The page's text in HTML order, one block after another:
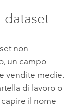
non
un campo
vendite medie.
di lavoro o
il nome